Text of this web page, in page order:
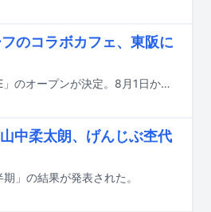
のコラボカフェ、東阪に
EBiDANのコラボレーションカフェ「Yes! 駆け込め! 僕らのEBiSTORE」のオープンが決定。8月1日から16日までの期間、東京・SHIBUYA TSUTAYAをメイン会場に実施され、大阪・LE GARAGE 梅田 蔦屋書店でもサテライト開催される。
中柔太朗、げんじぶ杢代
」の結果が発表された。